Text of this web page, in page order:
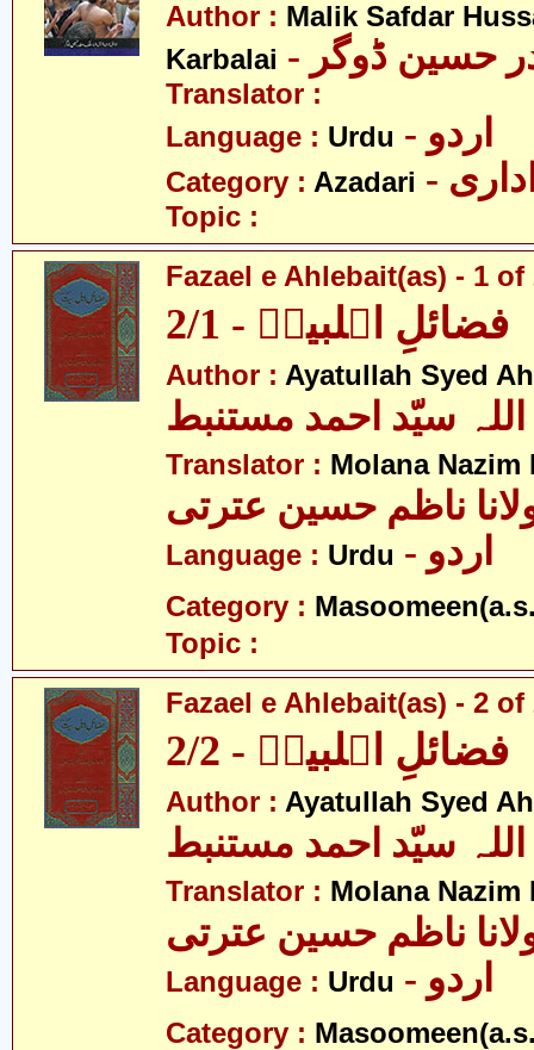
Author : Malik Safdar
Karbalai
حسین ڈوگر
Translator :
Language : Urdu - اردو
Category : Azadari
Topic :
Fazael e Ahlebait(as) - 1 of
فضائلِ اہلبیتؑ - 2/1
Author : Ayatullah Syed
سیّد احمد مستنبط
Translator : Molana
ناظم حسین عترتی
Language : Urdu - اردو
Category :
Topic :
Fazael e Ahlebait(as) - 2 of
فضائلِ اہلبیتؑ - 2/2
Author : Ayatullah Syed
سیّد احمد مستنبط
Translator : Molana
ناظم حسین عترتی
Language : Urdu - اردو
Category :